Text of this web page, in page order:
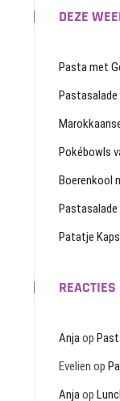
DEZE
Pasta met
Pokébowls
Boerenkool
Patatje
REACTIES
Anjaop
Evelien op
Anjaop